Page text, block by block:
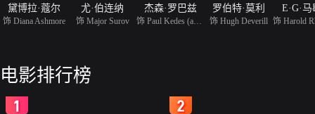
黛博拉·蔻尔
饰 Diana Ashmore
尤·伯连纳
饰 Major Surov
杰森·罗巴兹 罗伯特·莫利
饰 Hugh Deverill
E·G·
电影排行榜